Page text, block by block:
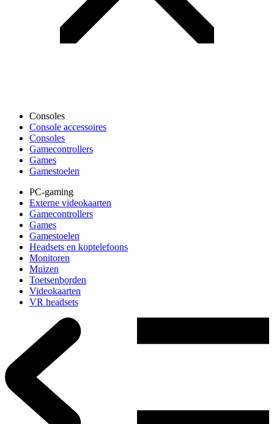
Consoles
Console accessoires
Consoles
Gamecontrollers
Games
Gamestoelen
PC-gaming
Externe videokaarten
Gamecontrollers
Games
Gamestoelen
Headsets en koptelefoons
Monitoren
Muizen
Toetsenborden
Videokaarten
VR headsets